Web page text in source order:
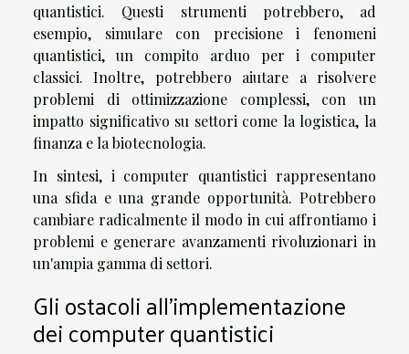
quantistici. Questi strumenti potrebbero, ad
esempio, simulare con precisione i fenomeni
quantistici, un compito arduo per i computer
classici. Inoltre, potrebbero aiutare a risolvere
problemi di ottimizzazione complessi, con un
impatto significativo su settori come la logistica, la
finanza e la biotecnologia.
In sintesi, i computer quantistici rappresentano
una sfida e una grande opportunità. Potrebbero
cambiare radicalmente il modo in cui affrontiamo i
problemi e generare avanzamenti rivoluzionari in
un'ampia gamma di settori.
Gli ostacoli all'implementazione
dei computer quantistici